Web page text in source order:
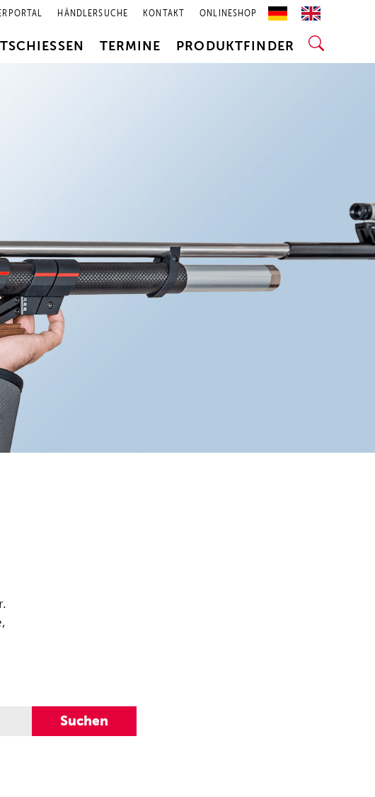
HÄNDLERSUCHE KONTAKT ONLINESHOP
TERMINE PRODUKTFINDER